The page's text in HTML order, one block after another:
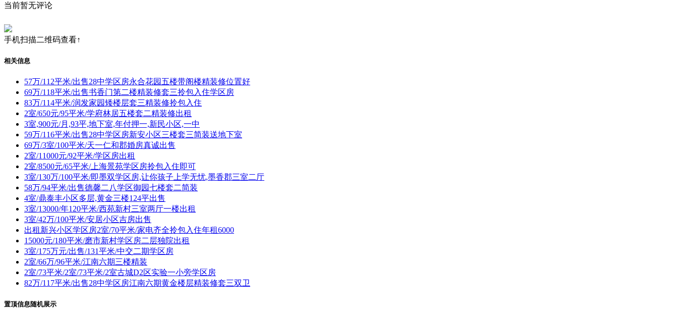
当前暂无评论
手机扫描二维码查看↑
相关信息
57万/112平米/出售28中学区房永合花园五楼带阁楼精装修位置好
69万/118平米/出售书香门第二楼精装修套三拎包入住学区房
83万/114平米/润发家园矮楼层套三精装修拎包入住
2室/650元/95平米/学府林居五楼套二精装修出租
3室,900元/月,93平,地下室,年付押一,新民小区,一中
59万/116平米/出售28中学区房新安小区三楼套三简装送地下室
69万/3室/100平米/天一仁和郡婚房真诚出售
2室/11000元/92平米/学区房出租
2室/8500元/65平米/上海景苑学区房拎包入住即可
3室/130万/100平米/即墨双学区房,让你孩子上学无忧,墨香郡三室二厅
58万/94平米/出售德馨二八学区御园七楼套二简装
4室/鼎泰丰小区多层,黄金三楼124平出售
3室/13000/年120平米/西苑新村三室两厅一楼出租
3室/42万/100平米/安居小区吉房出售
出租新兴小区学区房2室/70平米/家电齐全拎包入住年租6000
15000元/180平米/磨市新村学区房二层独院出租
3室/175万元/出售/131平米/中交二期学区房
2室/66万/96平米/江南六期三楼精装
2室/73平米/2室/73平米/2室古城D2区实验一小旁学区房
82万/117平米/出售28中学区房江南六期黄金楼层精装修套三双卫
置顶信息随机展示